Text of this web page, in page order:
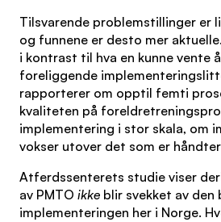
Tilsvarende problemstillinger er
og funnene er desto mer
i kontrast til hva en kunne vente
foreliggende
rapporterer om opptil femti
kvaliteten på
implementering i stor skala, om
vokser utover det som er
Atferdssenterets studie viser
av PMTO ikke blir svekket av den
implementeringen her i Norge.